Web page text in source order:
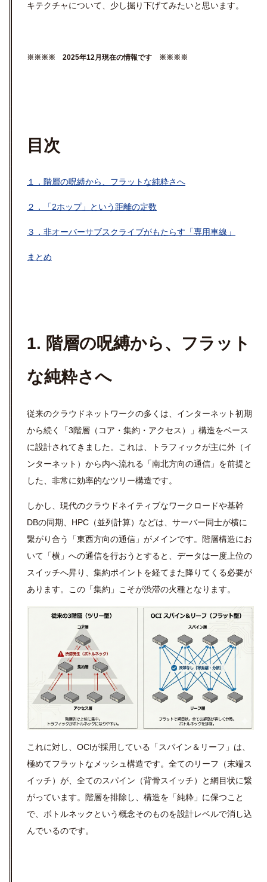
キテクチャについて、少し掘り下げてみたいと思います。
※※※※ 2025年12月現在の情報です ※※※※
目次
１．階層の呪縛から、フラットな純粋さへ
２．「2ホップ」という距離の定数
３．非オーバーサブスクライブがもたらす「専用車線」
まとめ
1. 階層の呪縛から、フラット
な純粋さへ
従来のクラウドネットワークの多くは、インターネット初期
から続く「3階層（コア・集約・アクセス）」構造をベース
に設計されてきました。これは、トラフィックが主に外（イ
ンターネット）から内へ流れる「南北方向の通信」を前提と
した、非常に効率的なツリー構造です。
しかし、現代のクラウドネイティブなワークロードや基幹
DBの同期、HPC（並列計算）などは、サーバー同士が横に
繋がり合う「東西方向の通信」がメインです。階層構造にお
いて「横」への通信を行おうとすると、データは一度上位の
スイッチへ昇り、集約ポイントを経てまた降りてくる必要が
あります。この「集約」こそが渋滞の火種となります。
これに対し、OCIが採用している「スパイン＆リーフ」は、
極めてフラットなメッシュ構造です。全てのリーフ（末端ス
イッチ）が、全てのスパイン（背骨スイッチ）と網目状に繋
がっています。階層を排除し、構造を「純粋」に保つこと
で、ボトルネックという概念そのものを設計レベルで消し込
んでいるのです。